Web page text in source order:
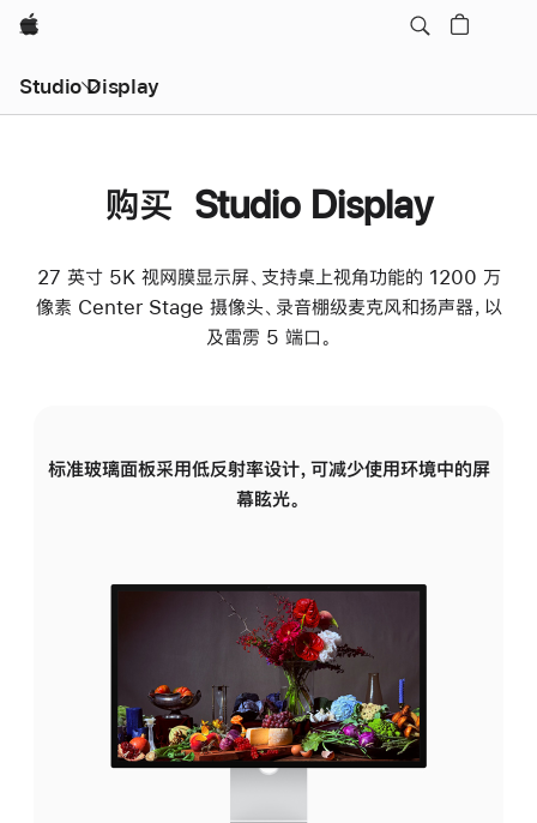
Apple
Studio Display
购买 Studio Display
27 英寸 5K 视网膜显示屏、支持桌上视角功能的 1200 万
像素 Center Stage 摄像头、录音棚级麦克风和扬声器，以
及雷雳 5 端口。
标准玻璃面板采用低反射率设计，可减少使用环境中的屏
幕眩光。